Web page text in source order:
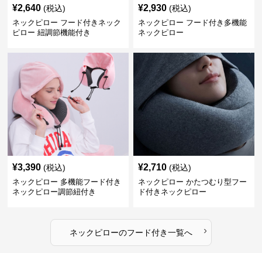
¥2,640 (税込)
ネックピロー フード付きネック
ピロー 紐調節機能付き
¥2,930 (税込)
ネックピロー フード付き多機能
ネックピロー
¥3,390 (税込)
ネックピロー 多機能フード付き
ネックピロー調節紐付き
¥2,710 (税込)
ネックピロー かたつむり型フー
ド付きネックピロー
ネックピローのフード付き一覧へ ›